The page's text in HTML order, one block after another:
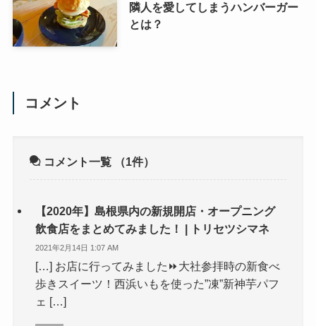
隣人を愛してしまうハンバーガー
とは？
コメント
コメント一覧 （1件）
【2020年】島根県内の新規開店・オープニング
飲食店をまとめてみました！ | トリセツシマネ
2021年2月14日 1:07 AM
[…] お店に行ってみました⏩大社参拝時の新食べ
歩きスイーツ！西浜いもを使った”凍”新神芋パフ
ェ […]